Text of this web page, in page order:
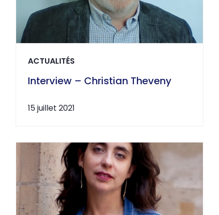
ACTUALITÉS
Interview – Christian Theveny
15 juillet 2021